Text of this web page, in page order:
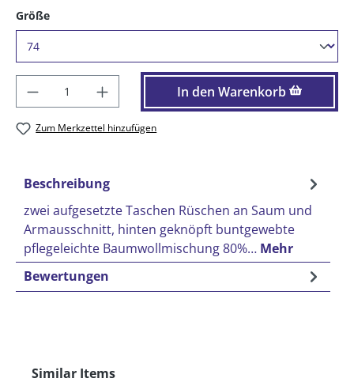
Größeauswählen
Produkt Anzahl: Gib den gewünschten
In den Warenkorb
Zum Merkzettel hinzufügen
Beschreibung
zwei aufgesetzte Taschen Rüschen an Saum und
Armausschnitt, hinten geknöpft buntgewebte
pflegeleichte Baumwollmischung 80%… Mehr
Bewertungen
Produktgalerie überspringen
Similar Items